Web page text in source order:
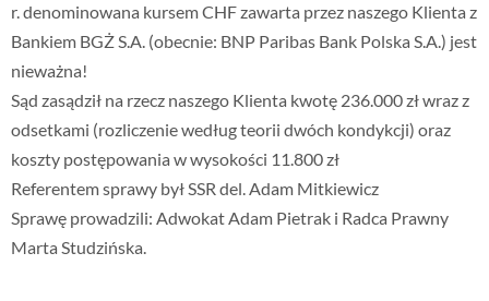
r. denominowana kursem CHF zawarta przez naszego Klienta z
Bankiem BGŻ S.A. (obecnie: BNP Paribas Bank Polska S.A.) jest
nieważna!
Sąd zasądził na rzecz naszego Klienta kwotę 236.000 zł wraz z
odsetkami (rozliczenie według teorii dwóch kondykcji) oraz
koszty postępowania w wysokości 11.800 zł
Referentem sprawy był SSR del. Adam Mitkiewicz
Sprawę prowadzili: Adwokat Adam Pietrak i Radca Prawny
Marta Studzińska.